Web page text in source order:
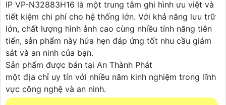
IP VP-N32883H16 là một trung tâm ghi hình ưu việt và
tiết kiệm chi phí cho hệ thống lớn. Với khả năng lưu trữ
lớn, chất lượng hình ảnh cao cùng nhiều tính năng tiên
tiến, sản phẩm này hứa hẹn đáp ứng tốt nhu cầu giám
sát và an ninh của bạn.
Sản phẩm được bán tại An Thành Phát
một địa chỉ uy tín với nhiều năm kinh nghiệm trong lĩnh
vực công nghệ và an ninh.